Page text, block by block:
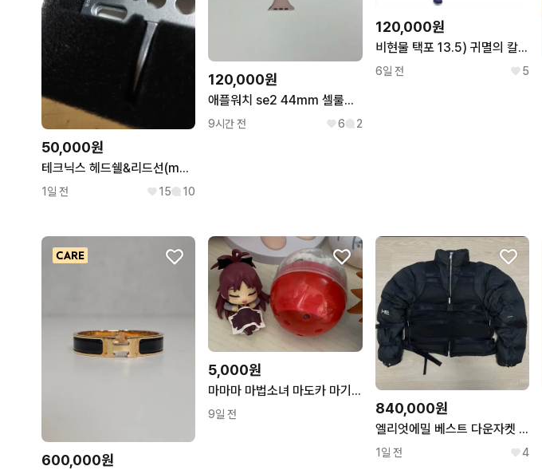
50,000원
테크닉스 헤드쉘&리드선(made in Japan)
1일 전 15 10
120,000원
애플워치 se2 44mm 셀룰러 미드나이트
9시간 전 6 2
120,000원
비현물 택포 13.5) 귀멸의 칼날 제일복권 A상 시노부 피규어
6일 전 5
600,000원
5,000원
마마마 마법소녀 마도카 마기카 오네무탄 가챠 쿄코
9일 전 840,000원
엘리엇에밀 베스트 다운자켓 52
1일 전 4